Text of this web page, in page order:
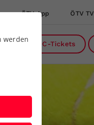
ÖTV App ÖTV TV
DC-Tickets
werden